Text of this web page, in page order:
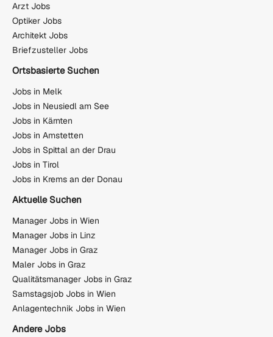
Arzt Jobs
Optiker Jobs
Architekt Jobs
Briefzusteller Jobs
Ortsbasierte Suchen
Jobs in Melk
Jobs in Neusiedl am See
Jobs in Kärnten
Jobs in Amstetten
Jobs in Spittal an der Drau
Jobs in Tirol
Jobs in Krems an der Donau
Aktuelle Suchen
Manager Jobs in Wien
Manager Jobs in Linz
Manager Jobs in Graz
Maler Jobs in Graz
Qualitätsmanager Jobs in Graz
Samstagsjob Jobs in Wien
Anlagentechnik Jobs in Wien
Andere Jobs